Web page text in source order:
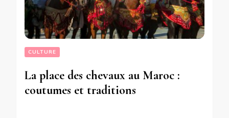
CULTURE
La place des chevaux au Maroc :
coutumes et traditions